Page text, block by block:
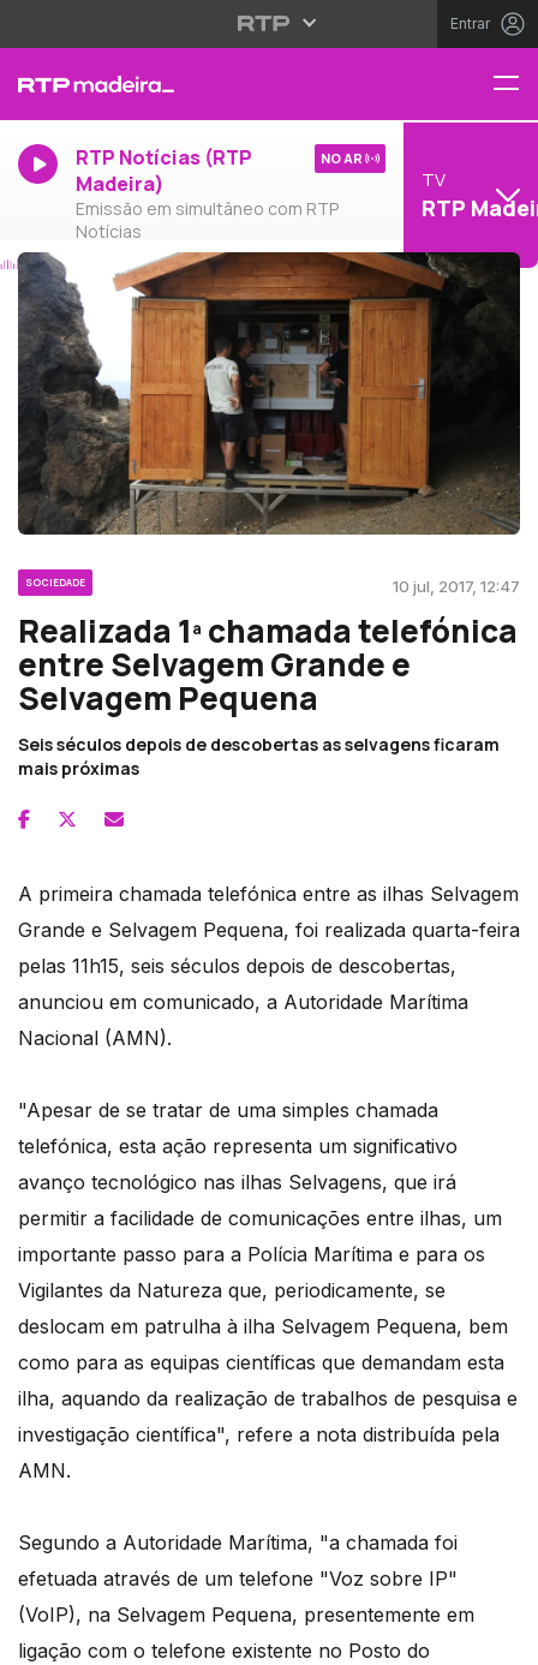
Entrar
RTP Notícias (RTP
Madeira)
Emissão em simultâneo com RTP
Notícias
NO AR
TV
RTP
SOCIEDADE 10 jul, 2017, 12:47
Realizada 1ª chamada telefónica
entre Selvagem Grande e
Selvagem Pequena
Seis séculos depois de descobertas as selvagens ficaram
mais próximas
A primeira chamada telefónica entre as ilhas Selvagem
Grande e Selvagem Pequena, foi realizada quarta-feira
pelas 11h15, seis séculos depois de descobertas,
anunciou em comunicado, a Autoridade Marítima
Nacional (AMN).
"Apesar de se tratar de uma simples chamada
telefónica, esta ação representa um significativo
avanço tecnológico nas ilhas Selvagens, que irá
permitir a facilidade de comunicações entre ilhas, um
importante passo para a Polícia Marítima e para os
Vigilantes da Natureza que, periodicamente, se
deslocam em patrulha à ilha Selvagem Pequena, bem
como para as equipas científicas que demandam esta
ilha, aquando da realização de trabalhos de pesquisa e
investigação científica", refere a nota distribuída pela
AMN.
Segundo a Autoridade Marítima, "a chamada foi
efetuada através de um telefone "Voz sobre IP"
(VoIP), na Selvagem Pequena, presentemente em
ligação com o telefone existente no Posto do